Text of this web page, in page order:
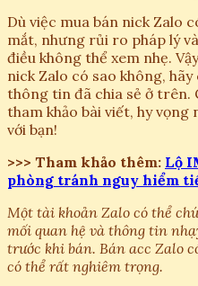
Dù việc mua bán nick Zalo
mắt, nhưng rủi ro pháp lý
điều không thể xem nhẹ.
nick Zalo có sao không,
thông tin đã chia sẻ ở trên.
tham khảo bài viết, hy vọng
với bạn!
>>> Tham khảo thêm: Lộ
phòng tránh nguy hiểm
Một tài khoản Zalo có thể
mối quan hệ và thông tin
trước khi bán. Bán acc Zalo
có thể rất nghiêm trọng.